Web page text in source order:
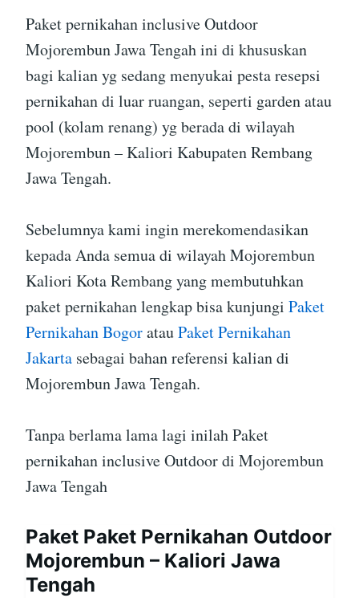
Paket pernikahan inclusive Outdoor
Mojorembun Jawa Tengah ini di khususkan
bagi kalian yg sedang menyukai pesta resepsi
pernikahan di luar ruangan, seperti garden atau
pool (kolam renang) yg berada di wilayah
Mojorembun – Kaliori Kabupaten Rembang
Jawa Tengah.
Sebelumnya kami ingin merekomendasikan
kepada Anda semua di wilayah Mojorembun
Kaliori Kota Rembang yang membutuhkan
paket pernikahan lengkap bisa kunjungi Paket
Pernikahan BogoratauPaket Pernikahan
Jakarta sebagai bahan referensi kalian di
Mojorembun Jawa Tengah.
Tanpa berlama lama lagi inilah Paket
pernikahan inclusive Outdoor di Mojorembun
Jawa Tengah
Paket Paket Pernikahan Outdoor
Mojorembun – Kaliori Jawa
Tengah